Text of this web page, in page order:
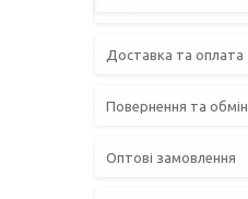
Доставка та оплата
Повернення та обмін
Оптові замовлення